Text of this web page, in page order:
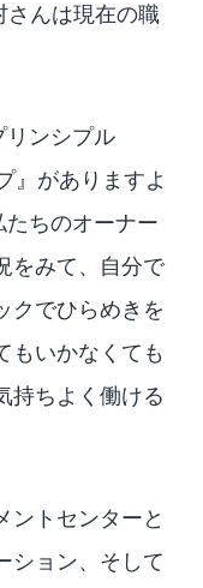
さんは現在の職
リンシプル
』がありますよ
ちのオーナー
をみて、自分で
クでひらめきを
もいかなくても
持ちよく働ける
ントセンターと
ション、そして